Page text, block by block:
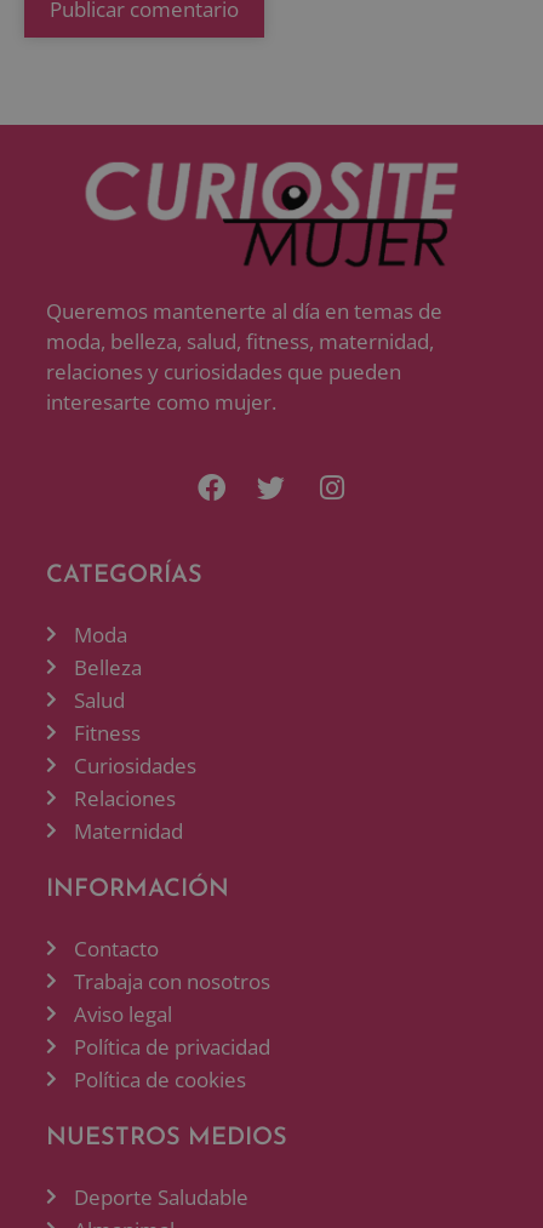
Queremos mantenerte al día en temas de
moda, belleza, salud, fitness, maternidad,
relaciones y curiosidades que pueden
interesarte como mujer.
CATEGORÍAS
Moda
Belleza
Salud
Fitness
Curiosidades
Relaciones
Maternidad
INFORMACIÓN
Contacto
Trabaja con nosotros
Aviso legal
Política de privacidad
Política de cookies
NUESTROS MEDIOS
Deporte Saludable